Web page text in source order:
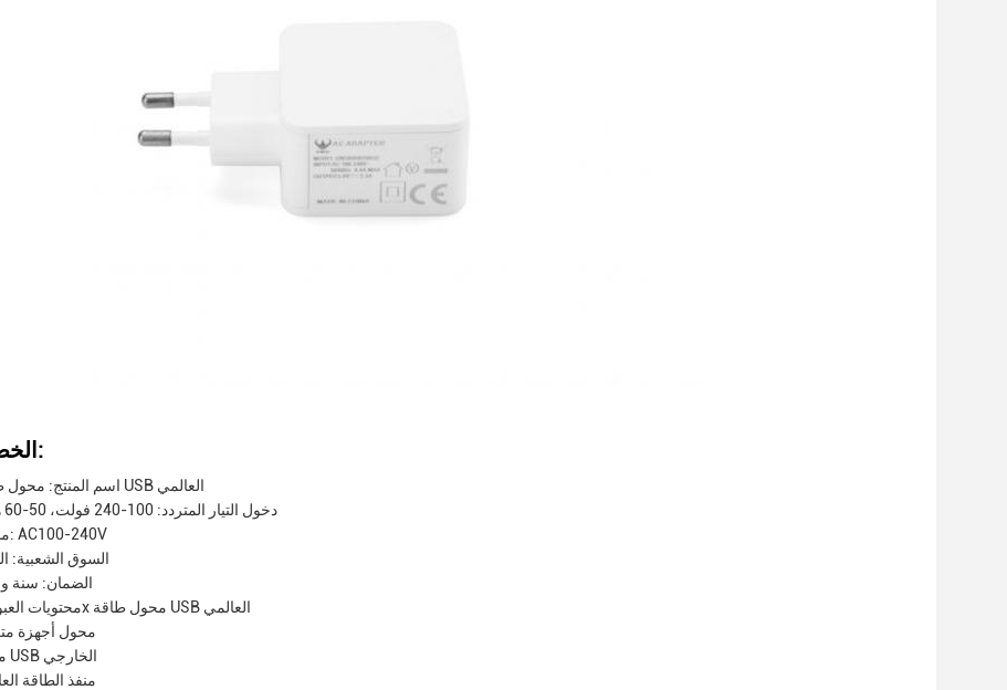
الخصائص:
اسم المنتج: محول طاقة USB العالمي
دخول التيار المتردد: 100-240 فولت، 50-60 هرتز
مدخل: AC100-240V
السوق الشعبية:
الضمان: سنة
محتويات العبوة: 1x محول طاقة USB العالمي
محول أجهزة
مفتاح USB الخارجي
منفذ الطاقة